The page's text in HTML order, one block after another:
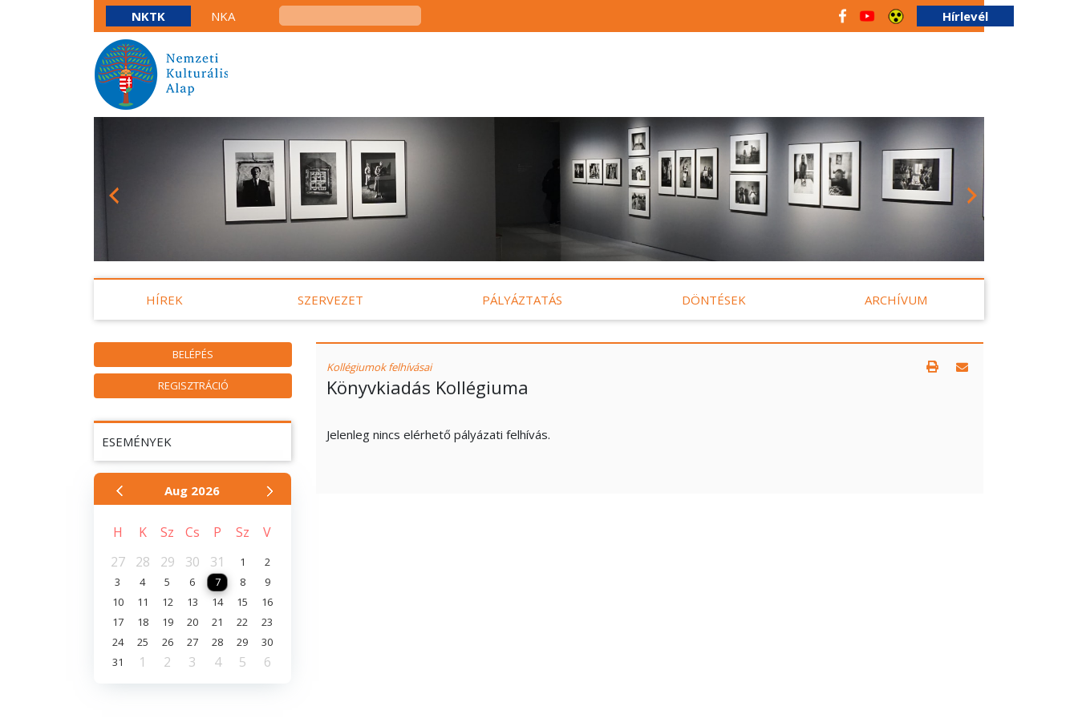
NKTK NKA Hírlevél
HÍREK SZERVEZET PÁLYÁZTATÁS DÖNTÉSEK ARCHÍVUM
BELÉPÉS
REGISZTRÁCIÓ
ESEMÉNYEK
Aug 2026
H K Sz Cs P Sz
V
27
28 29 30 31 1
2
3
4 5 6 7 8
9
10
11 12 13 14 15
16
17
18 19 20 21 22
23
24
25 26 27 28 29
30
31
1 2 3 4 5 6
Kollégiumok felhívásai
Könyvkiadás Kollégiuma
Jelenleg nincs elérhető pályázati felhívás.